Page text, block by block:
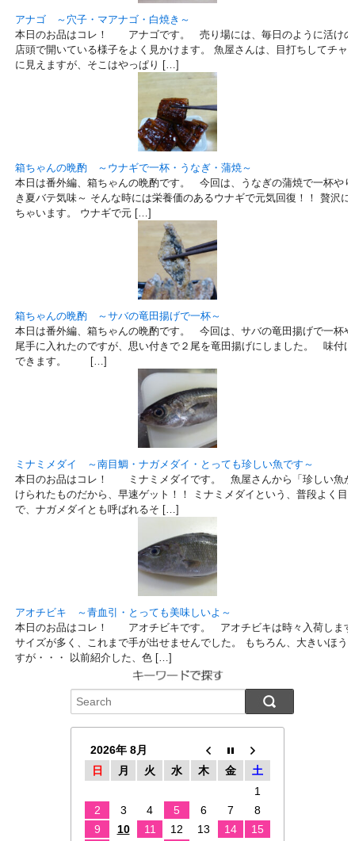
アナゴ ～穴子・マアナゴ・白焼き～
本日のお品はコレ！ アナゴです。 売り場には、毎日のように活けの
店頭で開いている様子をよく見かけます。 魚屋さんは、目打ちしてチャ
に見えますが、そこはやっぱり […]
箱ちゃんの晩酌 ～ウナギで一杯・うなぎ・蒲焼～
本日は番外編、箱ちゃんの晩酌です。 今回は、うなぎの蒲焼で一杯や
き夏バテ気味～ そんな時には栄養価のあるウナギで元気回復！！ 贅沢
ちゃいます。 ウナギで元 […]
箱ちゃんの晩酌 ～サバの竜田揚げで一杯～
本日は番外編、箱ちゃんの晩酌です。 今回は、サバの竜田揚げで一杯
尾手に入れたのですが、思い付きで２尾を竜田揚げにしました。 味付
できます。 […]
ミナミメダイ ～南目鯛・ナガメダイ・とっても珍しい魚です～
本日のお品はコレ！ ミナミメダイです。 魚屋さんから「珍しい魚が
けられたものだから、早速ゲット！！ ミナミメダイという、普段よく目
で、ナガメダイとも呼ばれるそ […]
アオチビキ ～青血引・とっても美味しいよ～
本日のお品はコレ！ アオチビキです。 アオチビキは時々入荷します
サイズが多く、これまで手が出せませんでした。 もちろん、大きいほう
すが・・・ 以前紹介した、色 […]
2026年 8月
日
月 火 水 木 金
土
1
2
3 4 5 6 7
8
9
10 11 12 13 14
15